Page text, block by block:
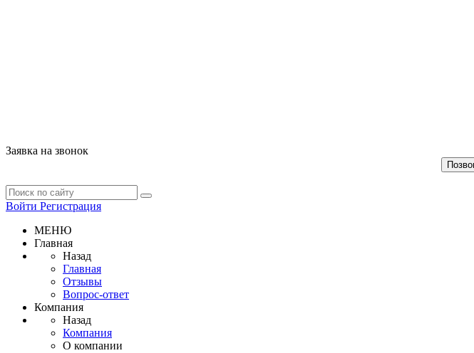
Заявка на звонок
Войти Регистрация
МЕНЮ
Главная
Назад
Главная
Отзывы
Вопрос-ответ
Компания
Назад
Компания
О компании